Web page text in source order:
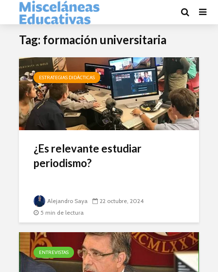
Tag: formación universitaria
ESTRATEGIAS DIDÁCTICAS
¿Es relevante estudiar
periodismo?
Alejandro Saya
22 octubre, 2024
5 min de lectura
ENTREVISTAS